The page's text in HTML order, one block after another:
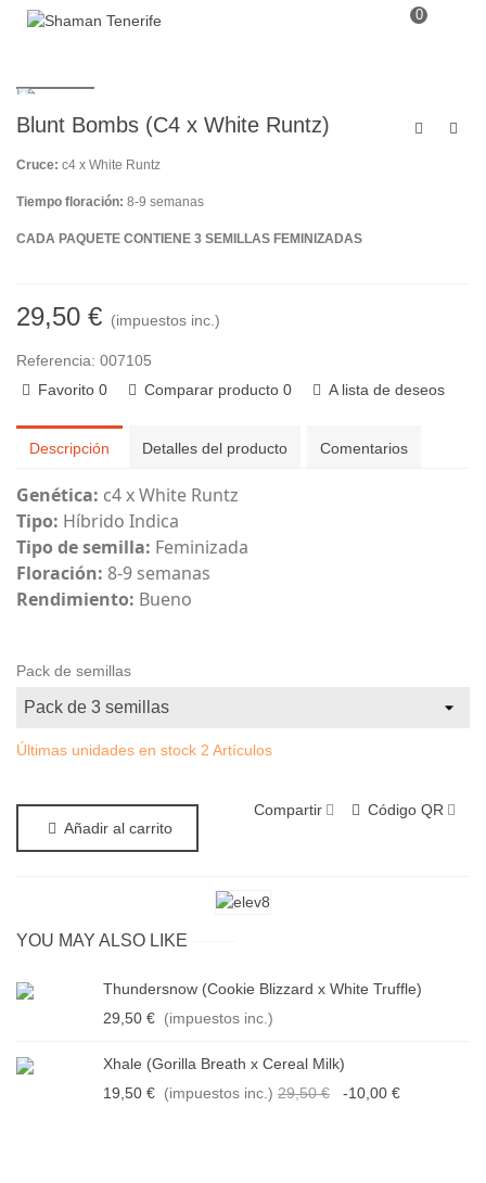
0
Blunt Bombs (C4 x White Runtz)
Cruce: c4 x White Runtz
Tiempo floración: 8-9 semanas
CADA PAQUETE CONTIENE 3 SEMILLAS FEMINIZADAS
29,50 € (impuestos inc.)
Referencia: 007105
Favorito 0 Comparar producto 0 A lista de deseos
Descripción Detalles del producto Comentarios
Genética: c4 x White Runtz
Tipo: Híbrido Indica
Tipo de semilla: Feminizada
Floración: 8-9 semanas
Rendimiento: Bueno
Pack de semillas
Últimas unidades en stock 2 Artículos
Añadir al carrito
Compartir Código QR
YOU MAY ALSO LIKE
Thundersnow (Cookie Blizzard x White Truffle)
29,50 € (impuestos inc.)
Xhale (Gorilla Breath x Cereal Milk)
19,50 € (impuestos inc.) 29,50 € -10,00 €